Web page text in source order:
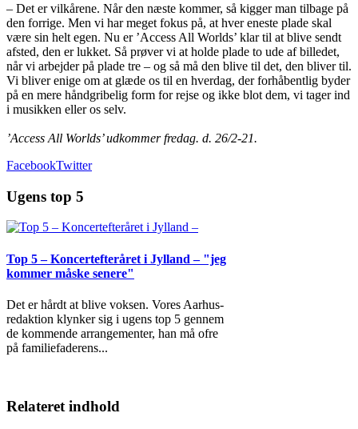
– Det er vilkårene. Når den næste kommer, så kigger man tilbage på
den forrige. Men vi har meget fokus på, at hver eneste plade skal
være sin helt egen. Nu er ’Access All Worlds’ klar til at blive sendt
afsted, den er lukket. Så prøver vi at holde plade to ude af billedet,
når vi arbejder på plade tre – og så må den blive til det, den bliver til.
Vi bliver enige om at glæde os til en hverdag, der forhåbentlig byder
på en mere håndgribelig form for rejse og ikke blot dem, vi tager ind
i musikken eller os selv.
’Access All Worlds’ udkommer fredag. d. 26/2-21.
FacebookTwitter
Ugens top 5
Top 5 – Koncertefteråret i Jylland – "jeg
kommer måske senere"
Det er hårdt at blive voksen. Vores Aarhus-
redaktion klynker sig i ugens top 5 gennem
de kommende arrangementer, han må ofre
på familiefaderens...
Relateret indhold